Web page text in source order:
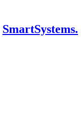
SmartSystems.